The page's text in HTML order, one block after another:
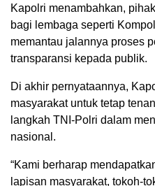
Kapolri menambahkan,
bagi lembaga seperti
memantau jalannya proses
transparansi kepada publik.
Di akhir pernyataannya,
masyarakat untuk tetap
langkah TNI-Polri dalam
nasional.
“Kami berharap
lapisan masyarakat, tokoh-